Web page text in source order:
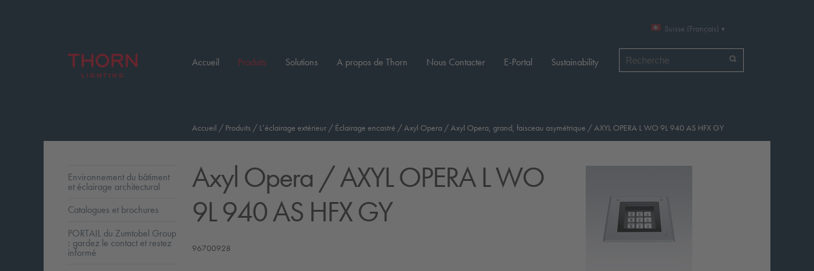
Suisse (Français)
Accueil Produits Solutions A propos de Thorn Nous Contacter E-Portal Sustainability
Accueil / Produits / L’éclairage extérieur / Éclairage encastré /Axyl Opera /Axyl Opera, grand, faisceau asymétrique /AXYL OPERA L WO 9L 940 AS HFX GY
Axyl Opera / AXYL OPERA L WO
9L 940 AS HFX GY
96700928
Environnement du bâtiment
et éclairage architectural
Catalogues et brochures
PORTAIL du Zumtobel Group
: gardez le contact et restez
informé